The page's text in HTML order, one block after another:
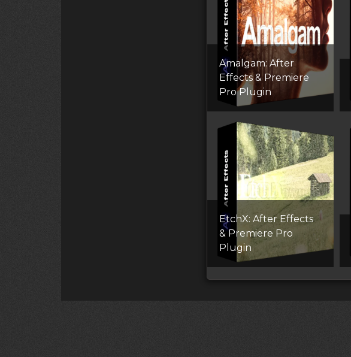
Amalgam: After
Effects & Premiere
Pro Plugin
EtchX: After Effects
& Premiere Pro
Plugin